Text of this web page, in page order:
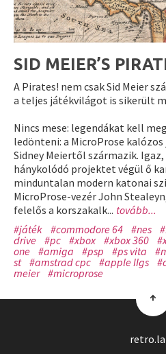
SID MEIER’S
A Pirates! nem csak Sid Meier
a teljes játékvilágot is sikerült
Nincs mese: legendákat kell
ledönteni: a MicroProse
Sidney Meiertől származik.
hánykolódó projektet végül ő
minduntalan modern katonai
MicroProse-vezér John
felelős a korszakalk... tovább...
#játék #commodore 64 #nes
drive
#pc #xbox #xbox 360
one
#amiga #psp #ps vita
st #amstrad cpc #apple IIgs
meier #microprose
↑